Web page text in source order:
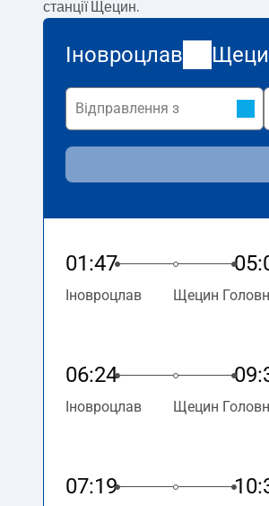
станції Щецин.
Іновроцлав
01:47
Іновроцлав Щецин
06:24
Іновроцлав Щецин
07:19